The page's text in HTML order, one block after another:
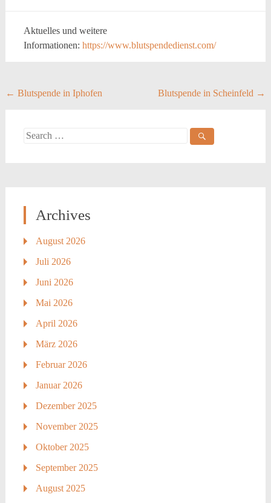
Aktuelles und weitere
Informationen: https://www.blutspendedienst.com/
Post
← Blutspende in Iphofen Blutspende in Scheinfeld →
Search
Archives
August 2026
Juli 2026
Juni 2026
Mai 2026
April 2026
März 2026
Februar 2026
Januar 2026
Dezember 2025
November 2025
Oktober 2025
September 2025
August 2025